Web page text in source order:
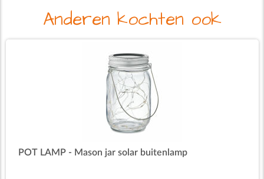
Anderen kochten ook
POT LAMP - Mason jar solar buitenlamp